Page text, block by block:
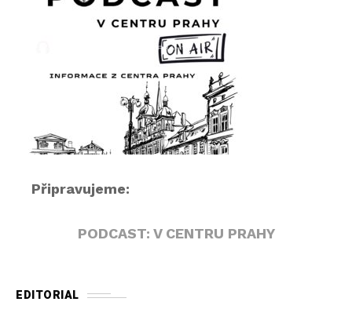
Připravujeme:
PODCAST: V CENTRU PRAHY
EDITORIAL